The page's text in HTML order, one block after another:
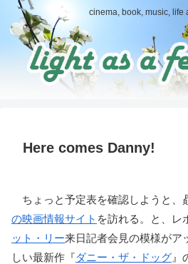
cinema, book, music, life
Here comes Danny!
ちょっと予定表を確認しようと、
の映画情報サイト を訪れる。と、レ
ット・リー来日記者会見の模様がア
しい最新作『ダニー・ザ・ドッグ 』